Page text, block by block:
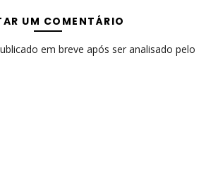
UM COMENTÁRIO
em breve após ser analisado pelo